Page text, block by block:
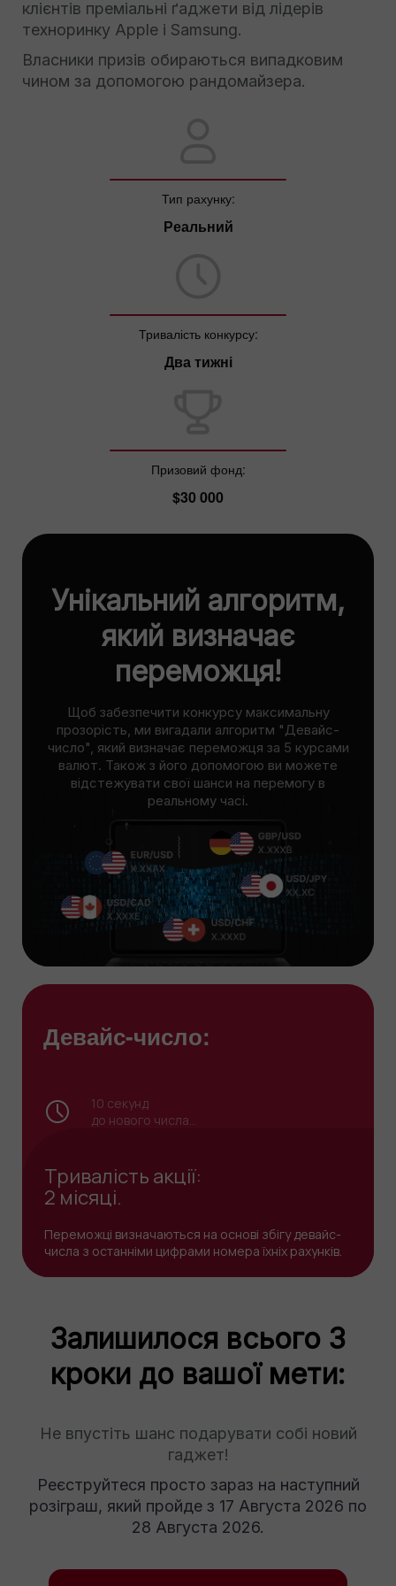
клієнтів преміальні ґаджети від лідерів
техноринку Apple і Samsung.
Власники призів обираються випадковим
чином за допомогою рандомайзера.
Тип рахунку:
Реальний
Тривалість конкурсу:
Два тижні
Призовий фонд:
$30 000
Унікальний алгоритм,
який визначає
переможця!
Щоб забезпечити конкурсу максимальну
прозорість, ми вигадали алгоритм "Девайс-
число", який визначає переможця за 5 курсами
валют. Також з його допомогою ви можете
відстежувати свої шанси на перемогу в
реальному часі.
Девайс-число:
9секунд
до нового числа...
Тривалість акції:
2 місяці.
Переможці визначаються на основі збігу девайс-
числа з останніми цифрами номера їхніх рахунків.
Залишилося всього 3
кроки до вашої мети:
Не впустіть шанс подарувати собі новий
гаджет!
Реєструйтеся просто зараз на наступний
розіграш, який пройде з 17 Августа 2026 по
28 Августа 2026.